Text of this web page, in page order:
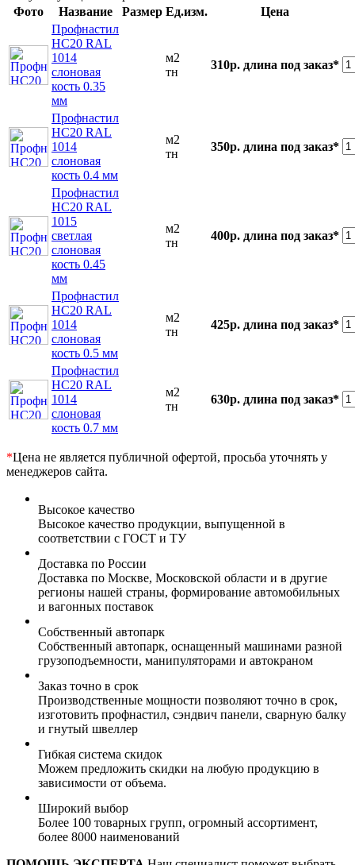
Фото
Название Размер Ед.изм.
Цена
Профнастил
НС20 RAL
1014
слоновая
кость 0.35
мм
м2
тн
310р. длина под заказ*
Профнастил
НС20 RAL
1014
слоновая
кость 0.4 мм
м2
тн
350р. длина под заказ*
Профнастил
НС20 RAL
1015
светлая
слоновая
кость 0.45
мм
м2
тн
400р. длина под заказ*
Профнастил
НС20 RAL
1014
слоновая
кость 0.5 мм
м2
тн
425р. длина под заказ*
Профнастил
НС20 RAL
1014
слоновая
кость 0.7 мм
м2
тн
630р. длина под заказ*
*Цена не является публичной офертой, просьба уточнять у
менеджеров сайта.
Высокое качество
Высокое качество продукции, выпущенной в
соответствии с ГОСТ и ТУ
Доставка по России
Доставка по Москве, Московской области и в другие
регионы нашей страны, формирование автомобильных
и вагонных поставок
Собственный автопарк
Собственный автопарк, оснащенный машинами разной
грузоподъемности, манипуляторами и автокраном
Заказ точно в срок
Производственные мощности позволяют точно в срок,
изготовить профнастил, сэндвич панели, сварную балку
и гнутый швеллер
Гибкая система скидок
Можем предложить скидки на любую продукцию в
зависимости от объема.
Широкий выбор
Более 100 товарных групп, огромный ассортимент,
более 8000 наименований